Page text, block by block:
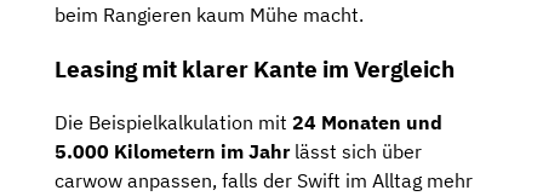
beim Rangieren kaum Mühe macht.
Leasing mit klarer Kante im Vergleich
Die Beispielkalkulation mit 24 Monaten und
5.000 Kilometern im Jahrlässt sich über
carwow anpassen, falls der Swift im Alltag mehr